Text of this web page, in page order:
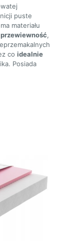
puste
materiału
przewiewność,
co idealnie
Posiada